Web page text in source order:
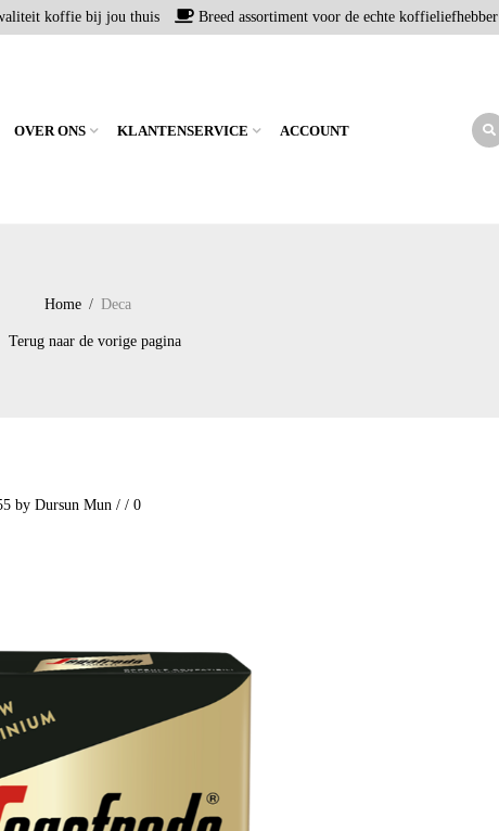
koffie bij jou thuis Breed assortiment voor de echte koffieliefhebber
OVER ONS KLANTENSERVICE ACCOUNT
Home / Deca
Terug naar de vorige pagina
by Dursun Mun/ / 0